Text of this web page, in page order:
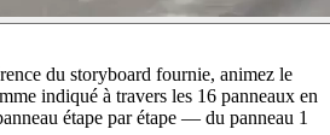
du storyboard fournie, animez le
indiqué à travers les 16 panneaux en
étape par étape — du panneau 1